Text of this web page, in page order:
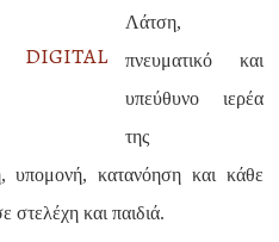
Λάτση,
πνευματικό και
υπεύθυνο ιερέα
της
υπομονή, κατανόηση και κάθε
στελέχη και παιδιά.